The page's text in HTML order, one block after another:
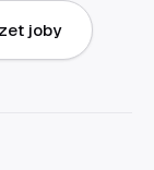
joby